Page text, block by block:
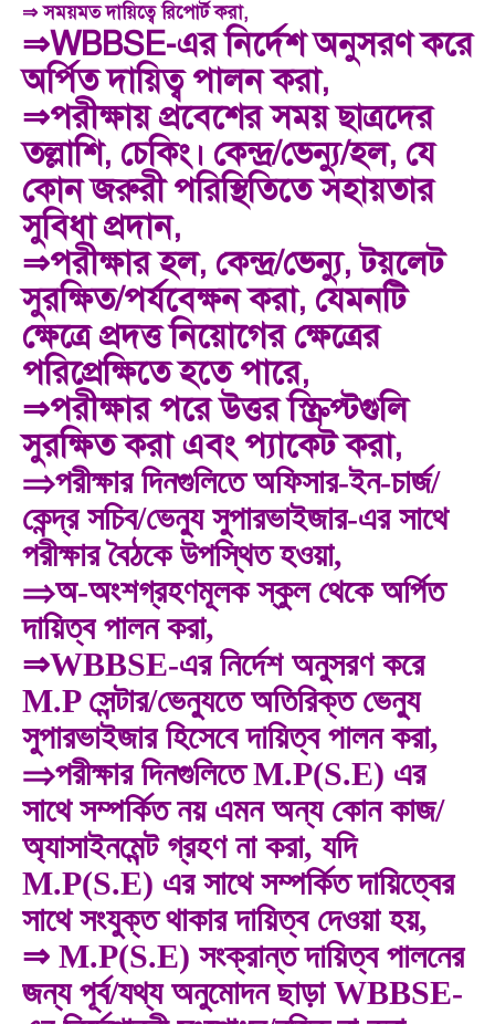
⇒ সময়মত দায়িত্বে রিপোর্ট করা,
⇒WBBSE-এর নির্দেশ অনুসরণ করে
অর্পিত দায়িত্ব পালন করা,
⇒পরীক্ষায় প্রবেশের সময় ছাত্রদের
তল্লাশি, চেকিং। কেন্দ্র/ভেন্যু/হল, যে
কোন জরুরী পরিস্থিতিতে সহায়তার
সুবিধা প্রদান,
⇒পরীক্ষার হল, কেন্দ্র/ভেন্যু, টয়লেট
সুরক্ষিত/পর্যবেক্ষন করা, যেমনটি
ক্ষেত্রে প্রদত্ত নিয়োগেরক্ষেত্রের
পরিপ্রেক্ষিতে হতে পারে,
⇒পরীক্ষার পরে উত্তর স্ক্রিপ্টগুলি
সুরক্ষিত করা এবং প্যাকেট করা,
⇒পরীক্ষার দিনগুলিতে অফিসার-ইন-চার্জ/
কেন্দ্র সচিব/ভেন্যু সুপারভাইজার-এর সাথে
পরীক্ষার বৈঠকে উপস্থিত হওয়া,
⇒অ-অংশগ্রহণমূলক স্কুল থেকে অর্পিত
দায়িত্ব পালন করা,
⇒WBBSE-এর নির্দেশ অনুসরণ করে
M.P সেন্টার/ভেন্যুতে অতিরিক্ত ভেন্যু
সুপারভাইজার হিসেবে দায়িত্ব পালন করা,
⇒পরীক্ষার দিনগুলিতে M.P(S.E) এর
সাথে সম্পর্কিত নয় এমন অন্য কোন কাজ/
অ্যাসাইনমেন্ট গ্রহণ না করা, যদি
M.P(S.E) এর সাথে সম্পর্কিত দায়িত্বের
সাথে সংযুক্ত থাকার দায়িত্ব দেওয়া হয়,
⇒ M.P(S.E) সংক্রান্ত দায়িত্ব পালনের
জন্য পূর্ব/যথ্য অনুমোদন ছাড়া WBBSE-